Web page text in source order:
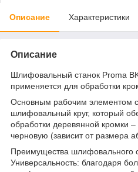
Описание Характеристики
Описание
Шлифовальный станок Proma
применяется для обработки
Основным рабочим элементом
шлифовальный круг, который
обработки деревянной кромки
черновую (зависит от размера
Преимущества шлифовального
Универсальность: благодаря